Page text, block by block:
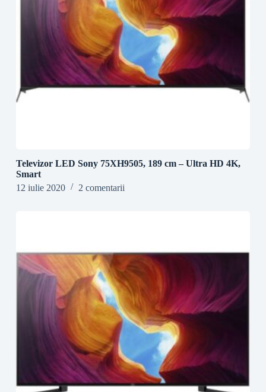
Televizor LED Sony 75XH9505, 189 cm – Ultra HD 4K,
Smart
12 iulie 2020
2 comentarii